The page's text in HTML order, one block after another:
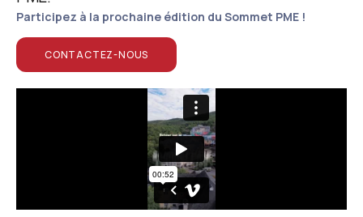
Participez à la prochaine édition du Sommet PME !
CONTACTEZ-NOUS